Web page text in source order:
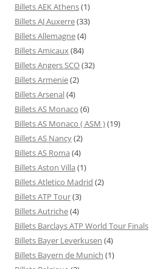
Billets AEK Athens(1)
Billets AJ Auxerre(33)
Billets Allemagne(4)
Billets Amicaux(84)
Billets Angers SCO(32)
Billets Armenie(2)
Billets Arsenal(4)
Billets AS Monaco (6)
Billets AS Monaco ( ASM )(19)
Billets AS Nancy(2)
Billets AS Roma (4)
Billets Aston Villa (1)
Billets Atletico Madrid (2)
Billets ATP Tour(3)
Billets Autriche(4)
Billets Barclays ATP World Tour Finals
Billets Bayer Leverkusen (4)
Billets Bayern de Munich (1)